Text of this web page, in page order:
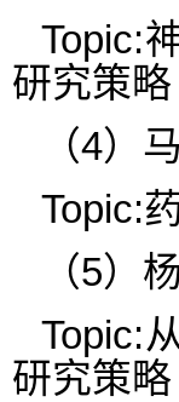
Topic:
研究策略
（4）
Topic:
（5）
Topic:
研究策略